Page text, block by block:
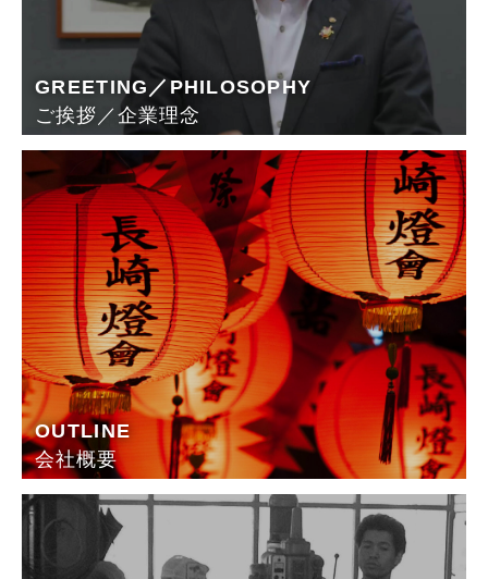
GREETING／PHILOSOPHY
ご挨拶／企業理念
OUTLINE
会社概要